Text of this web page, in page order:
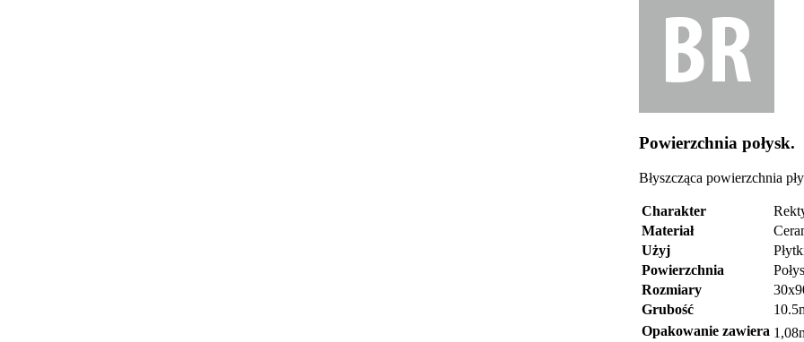
Powierzchnia połysk.
Błyszcząca powierzchnia
Charakter
Materiał
Użyj
Powierzchnia
Rozmiary
Grubość
Opakowanie zawiera